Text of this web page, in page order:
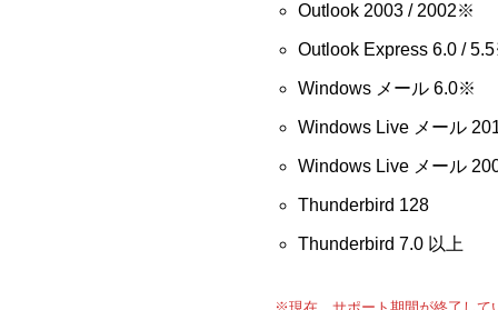
Outlook 2003 / 2002※
Outlook Express 6.0 /
Windows メール 6.0※
Windows Live メール
Windows Live メール
Thunderbird 128
Thunderbird 7.0 以上